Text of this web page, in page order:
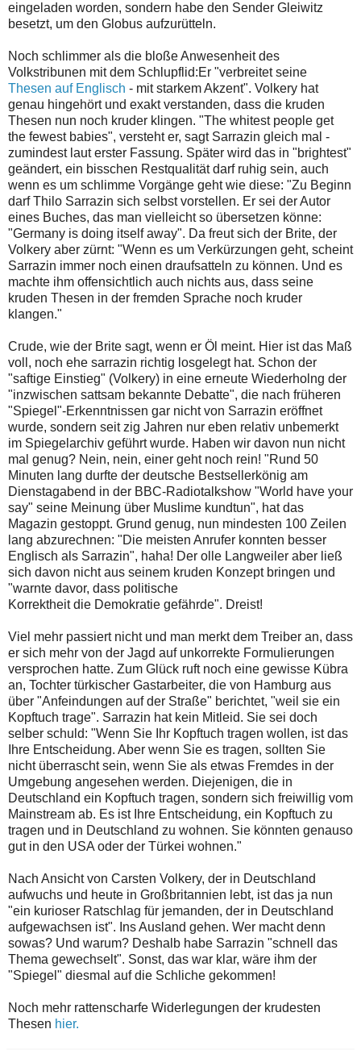
eingeladen worden, sondern habe den Sender Gleiwitz
besetzt, um den Globus aufzurütteln.
Noch schlimmer als die bloße Anwesenheit des
Volkstribunen mit dem Schlupflid:Er "verbreitet seine
Thesen auf Englisch - mit starkem Akzent". Volkery hat
genau hingehört und exakt verstanden, dass die kruden
Thesen nun noch kruder klingen. "The whitest people get
the fewest babies", versteht er, sagt Sarrazin gleich mal -
zumindest laut erster Fassung. Später wird das in "brightest"
geändert, ein bisschen Restqualität darf ruhig sein, auch
wenn es um schlimme Vorgänge geht wie diese: "Zu Beginn
darf Thilo Sarrazin sich selbst vorstellen. Er sei der Autor
eines Buches, das man vielleicht so übersetzen könne:
"Germany is doing itself away". Da freut sich der Brite, der
Volkery aber zürnt: "Wenn es um Verkürzungen geht, scheint
Sarrazin immer noch einen draufsatteln zu können. Und es
machte ihm offensichtlich auch nichts aus, dass seine
kruden Thesen in der fremden Sprache noch kruder
klangen."
Crude, wie der Brite sagt, wenn er Öl meint. Hier ist das Maß
voll, noch ehe sarrazin richtig losgelegt hat. Schon der
"saftige Einstieg" (Volkery) in eine erneute Wiederholng der
"inzwischen sattsam bekannte Debatte", die nach früheren
"Spiegel"-Erkenntnissen gar nicht von Sarrazin eröffnet
wurde, sondern seit zig Jahren nur eben relativ unbemerkt
im Spiegelarchiv geführt wurde. Haben wir davon nun nicht
mal genug? Nein, nein, einer geht noch rein! "Rund 50
Minuten lang durfte der deutsche Bestsellerkönig am
Dienstagabend in der BBC-Radiotalkshow "World have your
say" seine Meinung über Muslime kundtun", hat das
Magazin gestoppt. Grund genug, nun mindesten 100 Zeilen
lang abzurechnen: "Die meisten Anrufer konnten besser
Englisch als Sarrazin", haha! Der olle Langweiler aber ließ
sich davon nicht aus seinem kruden Konzept bringen und
"warnte davor, dass politische
Korrektheit die Demokratie gefährde". Dreist!
Viel mehr passiert nicht und man merkt dem Treiber an, dass
er sich mehr von der Jagd auf unkorrekte Formulierungen
versprochen hatte. Zum Glück ruft noch eine gewisse Kübra
an, Tochter türkischer Gastarbeiter, die von Hamburg aus
über "Anfeindungen auf der Straße" berichtet, "weil sie ein
Kopftuch trage". Sarrazin hat kein Mitleid. Sie sei doch
selber schuld: "Wenn Sie Ihr Kopftuch tragen wollen, ist das
Ihre Entscheidung. Aber wenn Sie es tragen, sollten Sie
nicht überrascht sein, wenn Sie als etwas Fremdes in der
Umgebung angesehen werden. Diejenigen, die in
Deutschland ein Kopftuch tragen, sondern sich freiwillig vom
Mainstream ab. Es ist Ihre Entscheidung, ein Kopftuch zu
tragen und in Deutschland zu wohnen. Sie könnten genauso
gut in den USA oder der Türkei wohnen."
Nach Ansicht von Carsten Volkery, der in Deutschland
aufwuchs und heute in Großbritannien lebt, ist das ja nun
"ein kurioser Ratschlag für jemanden, der in Deutschland
aufgewachsen ist". Ins Ausland gehen. Wer macht denn
sowas? Und warum? Deshalb habe Sarrazin "schnell das
Thema gewechselt". Sonst, das war klar, wäre ihm der
"Spiegel" diesmal auf die Schliche gekommen!
Noch mehr rattenscharfe Widerlegungen der krudesten
Thesen hier.